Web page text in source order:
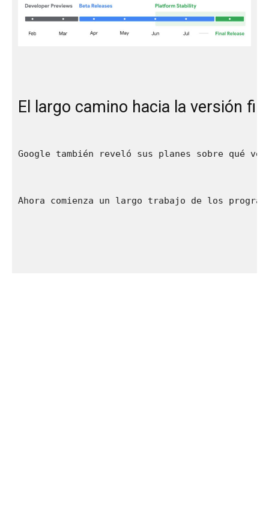
El largo camino hacia la versión
Google también reveló sus planes sobre qué
Ahora comienza un largo trabajo de los